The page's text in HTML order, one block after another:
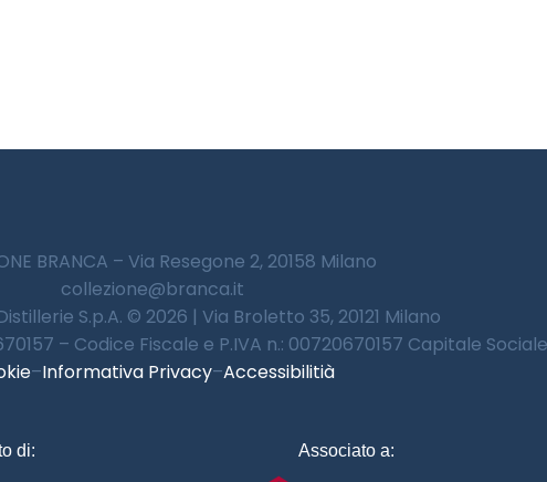
BRANCA – Via Resegone 2, 20158 Milano
collezione@branca.it
S.p.A. © 2026 | Via Broletto 35, 20121 Milano
– Codice Fiscale e P.IVA n.: 00720670157 Capitale Sociale
–Informativa Privacy–Accessibilitià
di: Associato a: